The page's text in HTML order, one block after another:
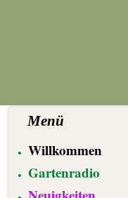
Menü
Willkommen
Gartenradio